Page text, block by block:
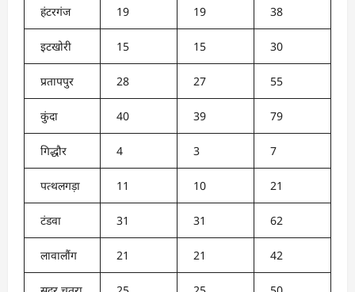
हंटरगंज 19 19 38
इटखोरी 15 15 30
प्रतापपुर 28 27 55
कुंदा 40 39 79
गिद्धौर 4 3 7
पत्थलगड़ा 11 10 21
टंडवा 31 31 62
लावालौंग 21 21 42